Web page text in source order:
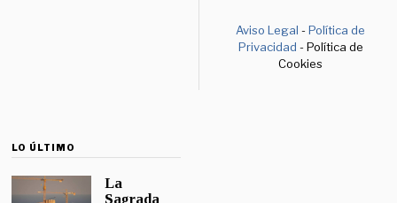
Aviso Legal -Política de
Privacidad - Política de
Cookies
LO ÚLTIMO
La
Sagrada